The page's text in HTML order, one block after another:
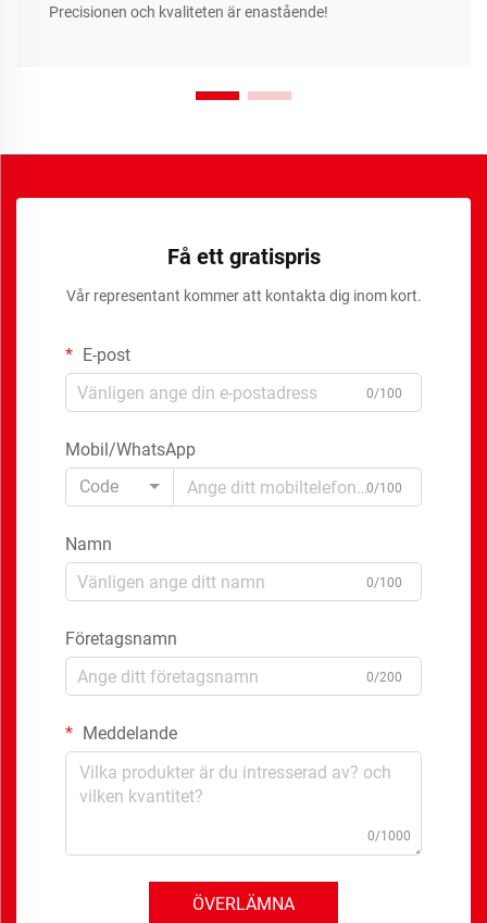
Precisionen och kvaliteten är enastående!
Få ett gratispris
Vår representant kommer att kontakta dig inom kort.
E-post
0/100
Mobil/WhatsApp
Code
0/100
Namn
0/100
Företagsnamn
0/200
Meddelande
0/1000
ÖVERLÄMNA